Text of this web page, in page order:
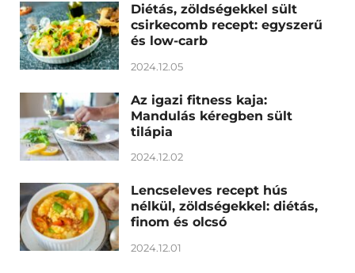
Diétás, zöldségekkel sült
csirkecomb recept: egyszerű
és low-carb
2024.12.05
Az igazi fitness kaja:
Mandulás kéregben sült
tilápia
2024.12.02
Lencseleves recept hús
nélkül, zöldségekkel: diétás,
finom és olcsó
2024.12.01